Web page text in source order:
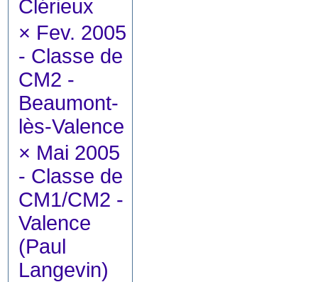
Clérieux
× Fev. 2005
- Classe de
CM2 -
Beaumont-
lès-Valence
× Mai 2005
- Classe de
CM1/CM2 -
Valence
(Paul
Langevin)